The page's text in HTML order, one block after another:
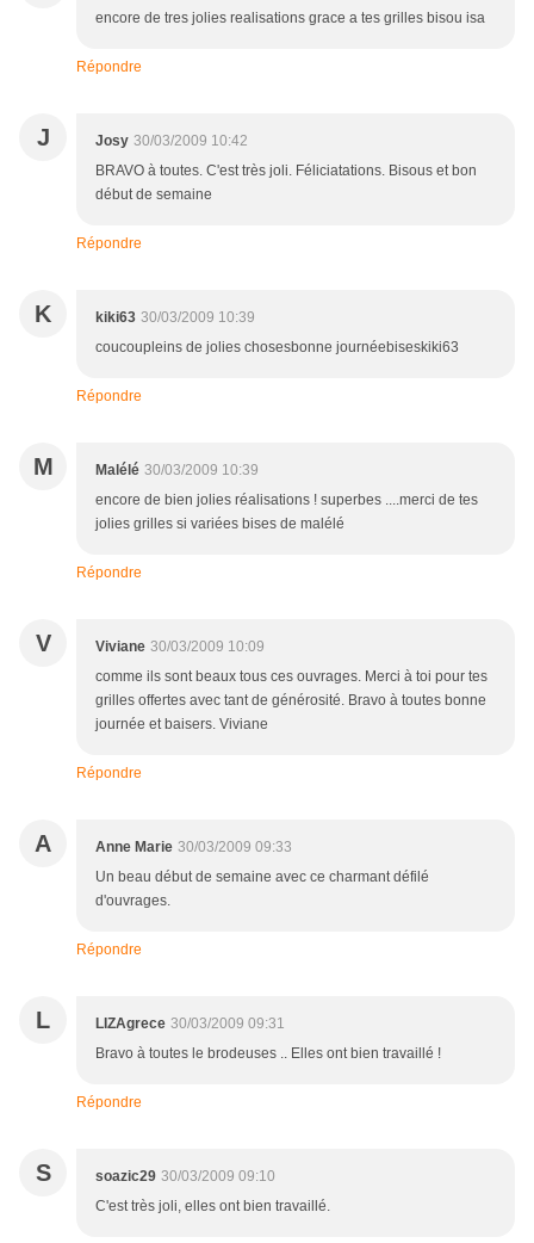
encore de tres jolies realisations grace a tes grilles bisou isa
Répondre
J Josy 30/03/2009 10:42
BRAVO à toutes. C'est très joli. Féliciatations. Bisous et bon
début de semaine
Répondre
K kiki63 30/03/2009 10:39
coucoupleins de jolies chosesbonne journéebiseskiki63
Répondre
M Malélé 30/03/2009 10:39
encore de bien jolies réalisations ! superbes ....merci de tes
jolies grilles si variées bises de malélé
Répondre
V Viviane 30/03/2009 10:09
comme ils sont beaux tous ces ouvrages. Merci à toi pour tes
grilles offertes avec tant de générosité. Bravo à toutes bonne
journée et baisers. Viviane
Répondre
A Anne Marie 30/03/2009 09:33
Un beau début de semaine avec ce charmant défilé
d'ouvrages.
Répondre
L LIZAgrece 30/03/2009 09:31
Bravo à toutes le brodeuses .. Elles ont bien travaillé !
Répondre
S soazic29 30/03/2009 09:10
C'est très joli, elles ont bien travaillé.